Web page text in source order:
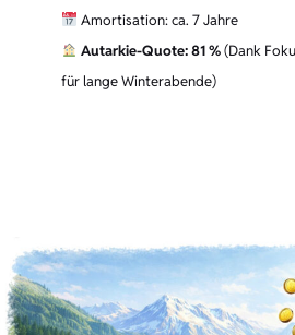
Amortisation: ca. 7 Jahre
Autarkie-Quote:81 %(Dank
für lange Winterabende)